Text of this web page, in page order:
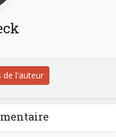
de l'auteur